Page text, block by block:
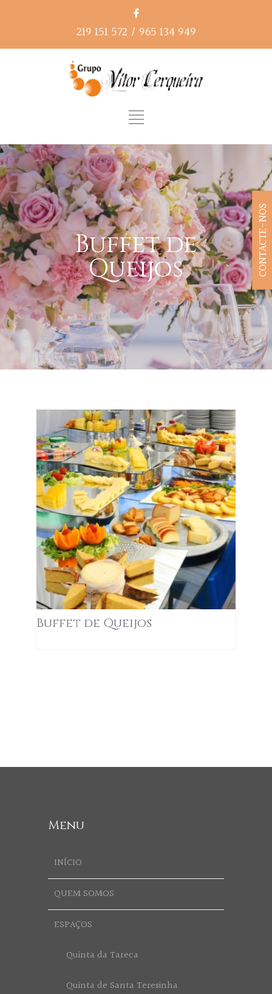
219 151 572 / 965 134 949
Buffet de
Queijos
Buffet de Queijos
Menu
INÍCIO
QUEM SOMOS
ESPAÇOS
Quinta da Tareca
Quinta de Santa Teresinha
CONTACTE-NOS